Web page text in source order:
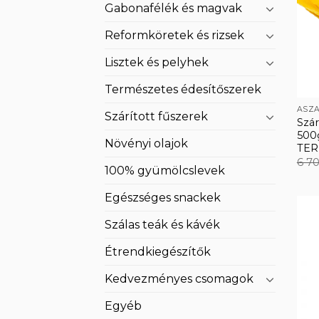
Gabonafélék és magvak
Reformköretek és rizsek
Lisztek és pelyhek
Természetes édesítőszerek
Szárított fűszerek
Növényi olajok
100% gyümölcslevek
Egészséges snackek
Szálas teák és kávék
Étrendkiegészítők
Kedvezményes csomagok
Egyéb
6